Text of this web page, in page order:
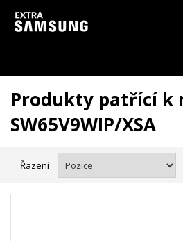
Vzhledem k aktuální situaci se může
zpozdit. Děkujeme za
Produkty patřící k
SW65V9WIP/XSA
Řazení